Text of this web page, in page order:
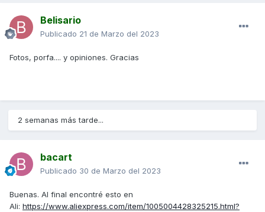
Belisario
Publicado 21 de Marzo del 2023
Fotos, porfa.... y opiniones. Gracias
2 semanas más tarde...
bacart
Publicado 30 de Marzo del 2023
Buenas. Al final encontré esto en
Ali: https://www.aliexpress.com/item/1005004428325215.html?